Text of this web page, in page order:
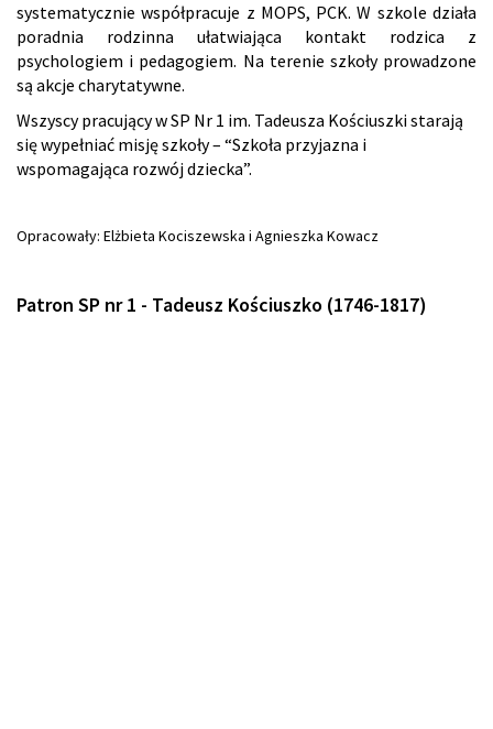
systematycznie współpracuje z MOPS, PCK. W szkole działa
poradnia rodzinna ułatwiająca kontakt rodzica z
psychologiem i pedagogiem. Na terenie szkoły prowadzone
są akcje charytatywne.
Wszyscy pracujący w SP Nr 1 im. Tadeusza Kościuszki starają
się wypełniać misję szkoły – “Szkoła przyjazna i
wspomagająca rozwój dziecka”.
Opracowały: Elżbieta Kociszewska i Agnieszka Kowacz
Patron SP nr 1 - Tadeusz Kościuszko (1746-1817)